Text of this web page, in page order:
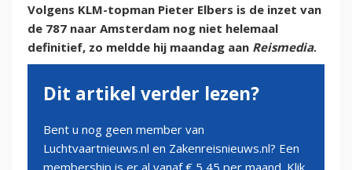
Volgens KLM-topman Pieter Elbers is de inzet van
de 787 naar Amsterdam nog niet helemaal
definitief, zo meldde hij maandag aan Reismedia.
Dit artikel verder lezen?
Bent u nog geen member van
Luchtvaartnieuws.nl en Zakenreisnieuws.nl? Een